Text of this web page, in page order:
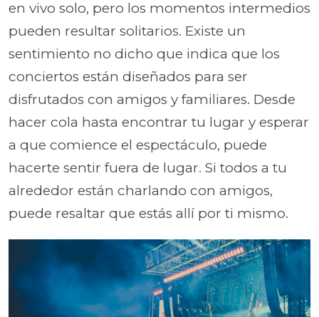
en vivo solo, pero los momentos intermedios
pueden resultar solitarios. Existe un
sentimiento no dicho que indica que los
conciertos están diseñados para ser
disfrutados con amigos y familiares. Desde
hacer cola hasta encontrar tu lugar y esperar
a que comience el espectáculo, puede
hacerte sentir fuera de lugar. Si todos a tu
alrededor están charlando con amigos,
puede resaltar que estás allí por ti mismo.